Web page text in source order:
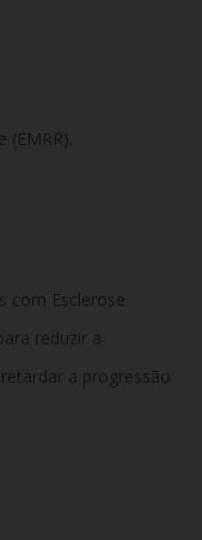
com Esclerose
reduzir a
a progressão